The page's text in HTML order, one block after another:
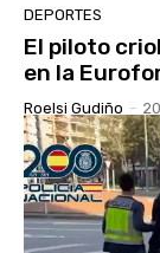
DEPORTES
El piloto
en la
Roelsi Gudiño -